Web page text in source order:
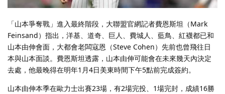
「山本爭奪戰」進入最終階段，大聯盟官網記者費恩斯坦（Mark
Feinsand）指出，洋基、道奇、巨人、費城人、藍鳥、紅襪都已和
山本由伸會面，大都會老闆寇恩（Steve Cohen）先前也曾飛往日
本與山本面談。費恩斯坦透露，山本由伸可能會在未來幾天內決定
去處，他最晚得在明年1月4日美東時間下午5點前完成簽約。
山本由伸本季在歐力士出賽23場，有2場完投、1場完封，成績16勝